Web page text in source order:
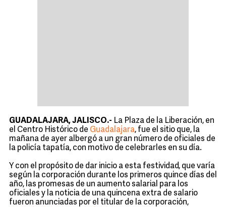
GUADALAJARA, JALISCO.- La Plaza de la Liberación, en
el Centro Histórico de Guadalajara, fue el sitio que, la
mañana de ayer albergó a un gran número de oficiales de
la policía tapatía, con motivo de celebrarles en su día.
Y con el propósito de dar inicio a esta festividad, que varía
según la corporación durante los primeros quince días del
año, las promesas de un aumento salarial para los
oficiales y la noticia de una quincena extra de salario
fueron anunciadas por el titular de la corporación,